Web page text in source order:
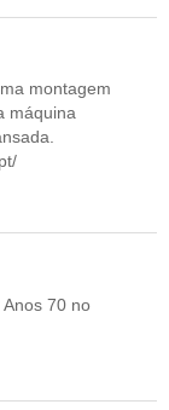
montagem
máquina
70 no